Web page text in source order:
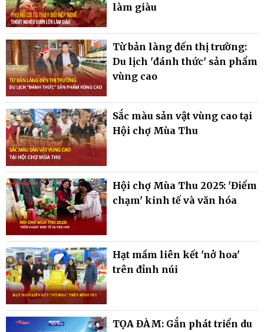
làm giàu
Từ bản làng đến thị trường:
Du lịch 'đánh thức' sản phẩm
vùng cao
Sắc màu sản vật vùng cao tại
Hội chợ Mùa Thu
Hội chợ Mùa Thu 2025: 'Điểm
chạm' kinh tế và văn hóa
Hạt mầm liên kết 'nở hoa'
trên đỉnh núi
TỌA ĐÀM: Gắn phát triển du